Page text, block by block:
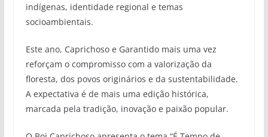
indígenas, identidade regional e temas
socioambientais.
Este ano, Caprichoso e Garantido mais uma vez
reforçam o compromisso com a valorização da
floresta, dos povos originários e da sustentabilidade.
A expectativa é de mais uma edição histórica,
marcada pela tradição, inovação e paixão popular.